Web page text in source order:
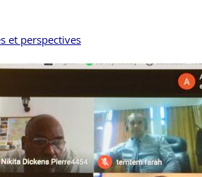
et perspectives